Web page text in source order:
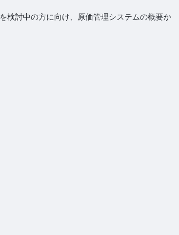
検討中の方に向け、原価管理システムの概要か